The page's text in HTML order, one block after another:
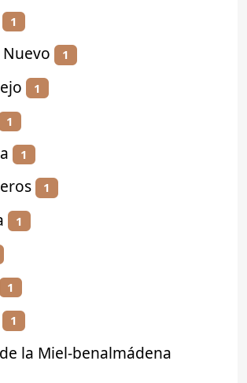
1
1
1
1
1
1
1
1
1
la Miel-benalmádena